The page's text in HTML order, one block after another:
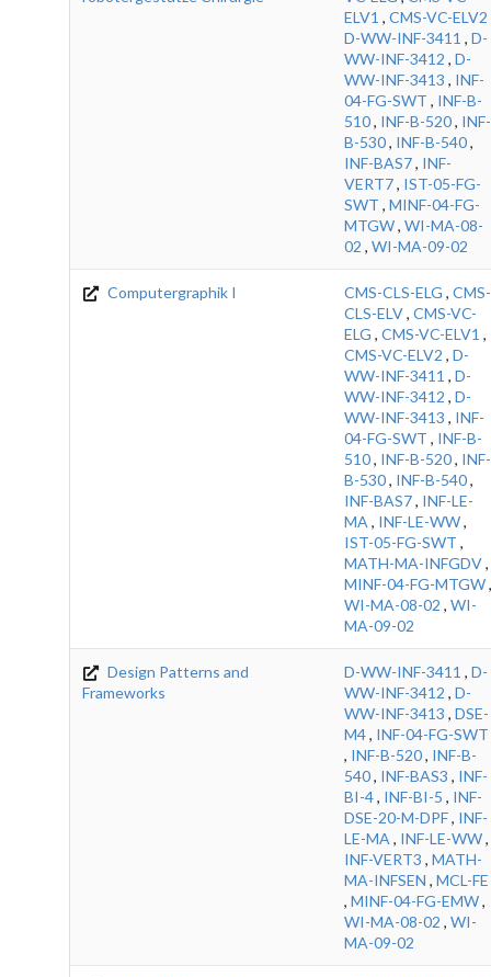
ELV1 , CMS-VC-ELV2
D-WW-INF-3411 , D-
WW-INF-3412 , D-
WW-INF-3413 , INF-
04-FG-SWT , INF-B-
510, INF-B-520, INF-
B-530, INF-B-540,
INF-BAS7, INF-
VERT7, IST-05-FG-
SWT , MINF-04-FG-
MTGW, WI-MA-08-
02 , WI-MA-09-02
Computergraphik I CMS-CLS-ELG , CMS-
CLS-ELV, CMS-VC-
ELG , CMS-VC-ELV1 ,
CMS-VC-ELV2 , D-
WW-INF-3411 , D-
WW-INF-3412 , D-
WW-INF-3413 , INF-
04-FG-SWT , INF-B-
510, INF-B-520, INF-
B-530, INF-B-540,
INF-BAS7, INF-LE-
MA , INF-LE-WW,
IST-05-FG-SWT ,
MATH-MA-INFGDV,
MINF-04-FG-MTGW,
WI-MA-08-02 , WI-
MA-09-02
Design Patterns and
Frameworks
D-WW-INF-3411 , D-
WW-INF-3412 , D-
WW-INF-3413 , DSE-
M4, INF-04-FG-SWT
, INF-B-520, INF-B-
540, INF-BAS3 , INF-
BI-4, INF-BI-5 , INF-
DSE-20-M-DPF, INF-
LE-MA , INF-LE-WW,
INF-VERT3 , MATH-
MA-INFSEN , MCL-FE
, MINF-04-FG-EMW,
WI-MA-08-02 , WI-
MA-09-02